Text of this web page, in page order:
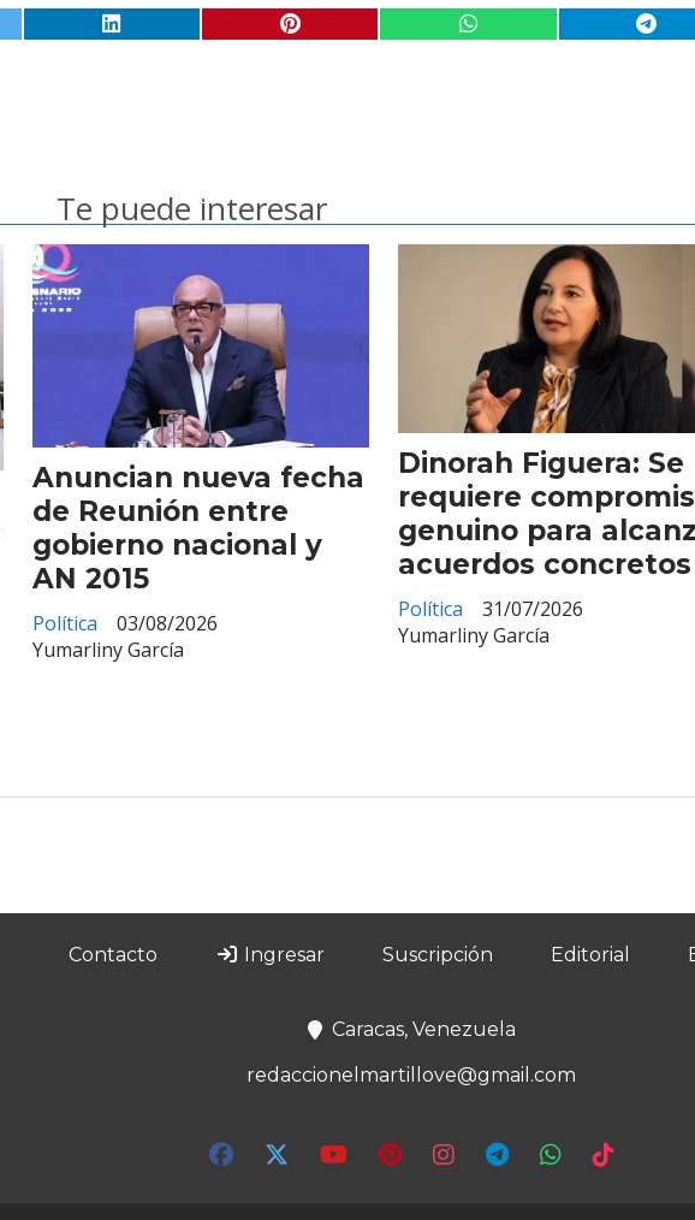
Te puede interesar
Anuncian nueva fecha
de Reunión entre
gobierno nacional y
AN 2015
Yumarliny García
Política 03/08/2026
Dinorah Figuera: Se
requiere
genuino para
acuerdos concretos
Yumarliny García
Política 31/07/2026
Contacto Ingresar Suscripción Editorial
Caracas, Venezuela
redaccionelmartillove@gmail.com